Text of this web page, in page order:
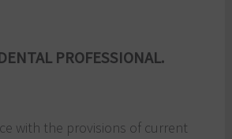
PROFESSIONAL.
with the provisions of current